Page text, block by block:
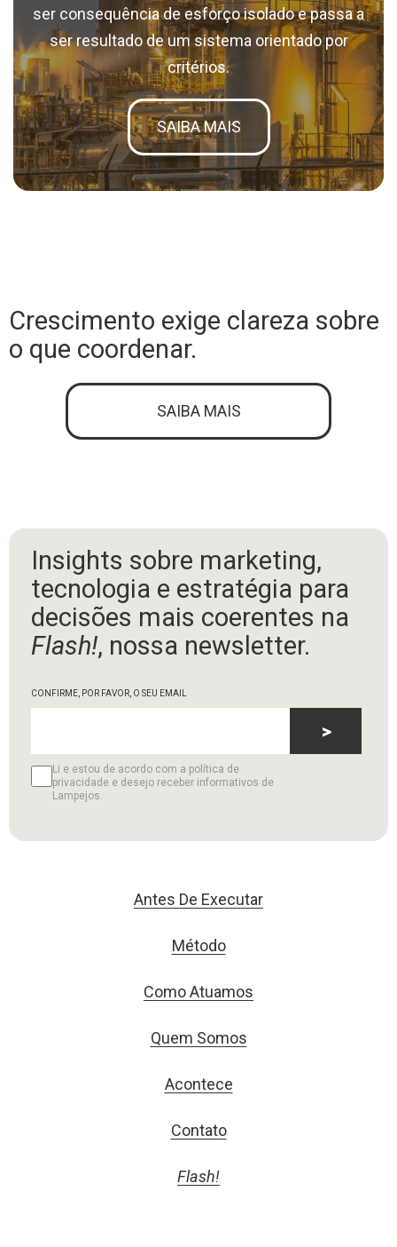
ser consequência de esforço isolado e passa a
ser resultado de um sistema orientado por
critérios.
SAIBA MAIS
Crescimento exige clareza sobre
o que coordenar.
SAIBA MAIS
Insights sobre marketing,
tecnologia e estratégia para
decisões mais coerentes na
Flash!, nossa newsletter.
CONFIRME, POR FAVOR, O SEU EMAIL
Li e estou de acordo com a política de
privacidade e desejo receber informativos de
Lampejos.
>
Antes De Executar
Método
Como Atuamos
Quem Somos
Acontece
Contato
Flash!